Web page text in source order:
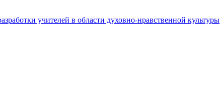
учителей в области духовно-нравственной культуры